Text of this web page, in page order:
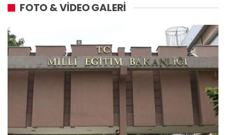
FOTO & VİDEO GALERİ